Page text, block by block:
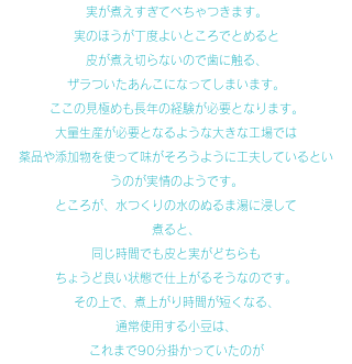
実が煮えすぎてべちゃつきます。
実のほうが丁度よいところでとめると
皮が煮え切らないので歯に触る、
ザラついたあんこになってしまいます。
ここの見極めも長年の経験が必要となります。
大量生産が必要となるような大きな工場では
薬品や添加物を使って味がそろうように工夫しているとい
うのが実情のようです。
ところが、水つくりの水のぬるま湯に浸して
煮ると、
同じ時間でも皮と実がどちらも
ちょうど良い状態で仕上がるそうなのです。
その上で、煮上がり時間が短くなる、
通常使用する小豆は、
これまで90分掛かっていたのが